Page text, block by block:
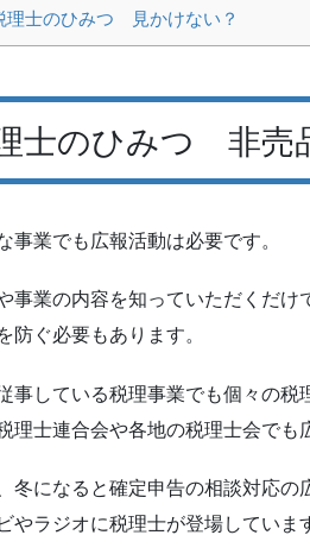
理士のひみつ 見かけない？
士のひみつ 非売
事業でも広報活動は必要です。
事業の内容を知っていただくだけ
防ぐ必要もあります。
事している税理事業でも個々の税
理士連合会や各地の税理士会でも
冬になると確定申告の相談対応の
やラジオに税理士が登場していま